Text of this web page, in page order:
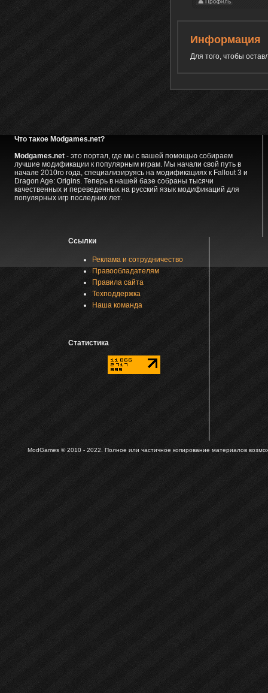
Информация
Для того, чтобы
Что такое Modgames.net?
Modgames.net- это портал, где мы с вашей помощью собираем
лучшие модификации к популярным играм. Мы начали свой путь в
начале 2010го года, специализируясь на модификациях к Fallout 3 и
Dragon Age: Origins. Теперь в нашей базе собраны тысячи
качественных и переведенных на русский язык модификаций для
популярных игр последних лет.
Ссылки
Реклама и сотрудничество
Правообладателям
Правила сайта
Техподдержка
Наша команда
Статистика
ModGames © 2010 - 2022. Полное или частичное копирование материалов